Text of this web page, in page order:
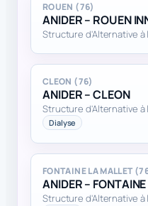
ROUEN (76)
ANIDER – ROUEN
Structure d'Alternative à
CLEON (76)
ANIDER – CLEON
Structure d'Alternative à
Dialyse
FONTAINE LA MALLET
ANIDER – FONTAINE
Structure d'Alternative à